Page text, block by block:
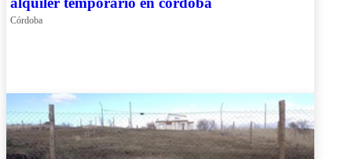
alquiler temporario en cordoba
Córdoba